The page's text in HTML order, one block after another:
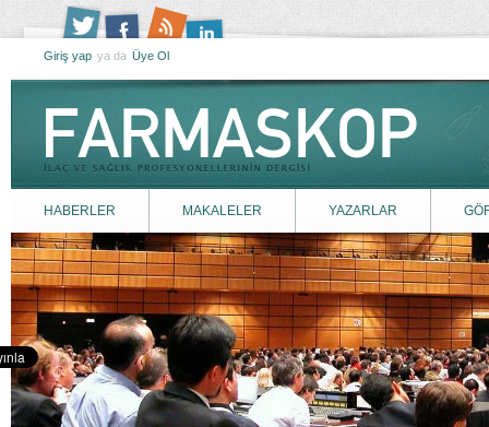
Giriş yap ya da Üye Ol
HABERLER MAKALELER YAZARLAR